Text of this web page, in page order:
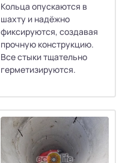
Кольца опускаются в
шахту и надёжно
фиксируются, создавая
прочную конструкцию.
Все стыки тщательно
герметизируются.